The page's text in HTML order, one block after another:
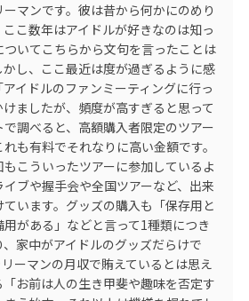
マンです。彼は昔から何かにのめり
こ数年はアイドルが好きなのは知っ
いてこちらから文句を言ったことは
し、ここ最近は度が過ぎるように感
イドルのファンミーティングに行っ
ましたが、頻度が高すぎると思って
調べると、高額購入者限定のツアー
も有料でそれなりに高い金額です。
こういったツアーに参加しているよ
ブや握手会や全国ツアーなど、出来
います。グッズの購入も「保存用と
がある」などと言って1種類につき
家中がアイドルのグッズだらけで
ーマンの月収で賄えているとは思え
お前は人の生き甲斐や趣味を否定す